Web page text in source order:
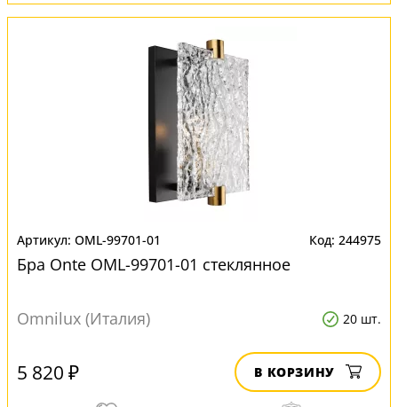
OML-99701-01 244975
Бра Onte OML-99701-01 стеклянное
Omnilux (Италия) 20 шт.
5 820 ₽ В КОРЗИНУ